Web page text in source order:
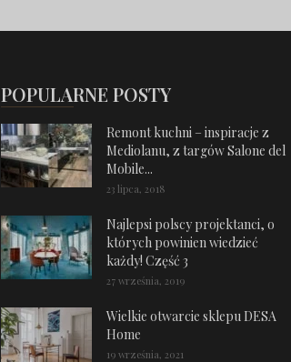
POPULARNE POSTY
Remont kuchni – inspiracje z
Mediolanu, z targów Salone del
Mobile...
23 lipca, 2018
Najlepsi polscy projektanci, o
których powinien wiedzieć
każdy! Część 3
27 września, 2019
Wielkie otwarcie sklepu DESA
Home
19 września, 2021